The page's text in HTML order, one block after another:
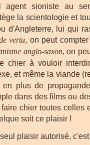
agent sioniste au
la scientologie et
d'Angleterre, lui qui
vertu, on peut
anglo-saxon, on
chier à vouloir
et même la viande
plus de
dans des films ou
chier toutes celles
soit ce plaisir !
plaisir autorisé,